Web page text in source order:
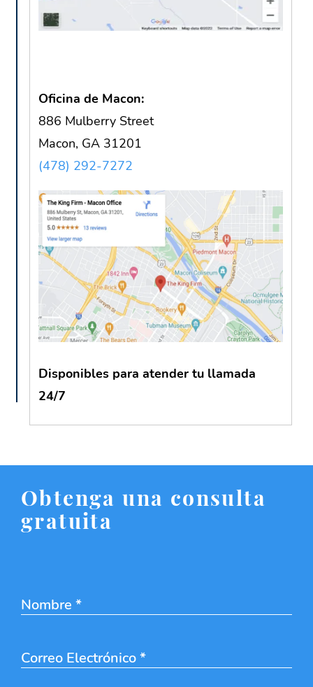
Oficina de Macon:
886 Mulberry Street
Macon, GA 31201
(478) 292-7272
Disponibles para atender tu llamada
24/7
Obtenga una consulta
gratuita